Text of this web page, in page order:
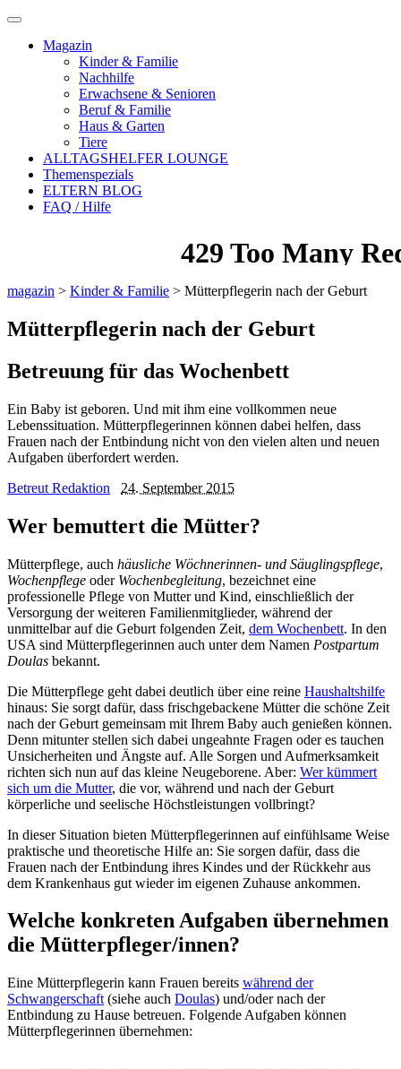
Magazin
Kinder & Familie
Nachhilfe
Erwachsene & Senioren
Beruf & Familie
Haus & Garten
Tiere
ALLTAGSHELFER LOUNGE
Themenspezials
ELTERN BLOG
FAQ / Hilfe
magazin > Kinder & Familie > Mütterpflegerin nach der Geburt
Mütterpflegerin nach der Geburt
Betreuung für das Wochenbett
Ein Baby ist geboren. Und mit ihm eine vollkommen neue
Lebenssituation. Mütterpflegerinnen können dabei helfen, dass
Frauen nach der Entbindung nicht von den vielen alten und neuen
Aufgaben überfordert werden.
Betreut Redaktion
24. September 2015
Wer bemuttert die Mütter?
Mütterpflege, auch häusliche Wöchnerinnen- und Säuglingspflege,
Wochenpflege oder Wochenbegleitung, bezeichnet eine
professionelle Pflege von Mutter und Kind, einschließlich der
Versorgung der weiteren Familienmitglieder, während der
unmittelbar auf die Geburt folgenden Zeit, dem Wochenbett. In den
USA sind Mütterpflegerinnen auch unter dem Namen Postpartum
Doulas bekannt.
Die Mütterpflege geht dabei deutlich über eine reine Haushaltshilfe
hinaus: Sie sorgt dafür, dass frischgebackene Mütter die schöne Zeit
nach der Geburt gemeinsam mit Ihrem Baby auch genießen können.
Denn mitunter stellen sich dabei ungeahnte Fragen oder es tauchen
Unsicherheiten und Ängste auf. Alle Sorgen und Aufmerksamkeit
richten sich nun auf das kleine Neugeborene. Aber: Wer kümmert
sich um die Mutter, die vor, während und nach der Geburt
körperliche und seelische Höchstleistungen vollbringt?
In dieser Situation bieten Mütterpflegerinnen auf einfühlsame Weise
praktische und theoretische Hilfe an: Sie sorgen dafür, dass die
Frauen nach der Entbindung ihres Kindes und der Rückkehr aus
dem Krankenhaus gut wieder im eigenen Zuhause ankommen.
Welche konkreten Aufgaben übernehmen
die Mütterpfleger/innen?
Eine Mütterpflegerin kann Frauen bereits während der
Schwangerschaft (siehe auch Doulas) und/oder nach der
Entbindung zu Hause betreuen. Folgende Aufgaben können
Mütterpflegerinnen übernehmen: